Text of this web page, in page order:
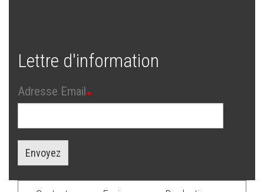
Lettre d'information
Adresse Email
Envoyez